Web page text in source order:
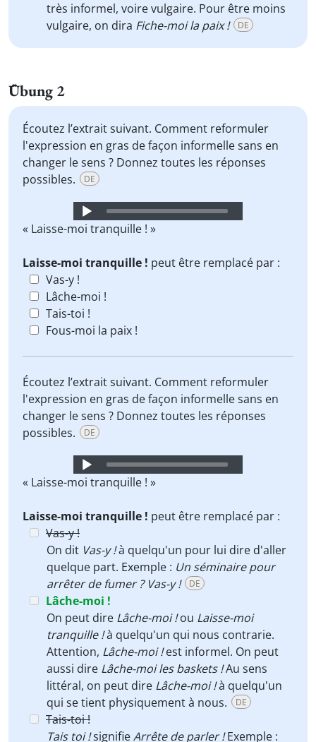
très informel, voire vulgaire. Pour être moins
vulgaire, on dira Fiche-moi la paix ! DE
Übung 2
Écoutez l’extrait suivant. Comment reformuler
l'expression en gras de façon informelle sans en
changer le sens ? Donnez toutes les réponses
possibles.
DE
Audio
Player
« Laisse-moi tranquille ! »
Laisse-moi tranquille ! peut être remplacé par :
Vas-y !
Lâche-moi !
Tais-toi !
Fous-moi la paix !
Écoutez l’extrait suivant. Comment reformuler
l'expression en gras de façon informelle sans en
changer le sens ? Donnez toutes les réponses
possibles.
DE
Audio
Player
« Laisse-moi tranquille ! »
Laisse-moi tranquille ! peut être remplacé par :
Vas-y !
On dit Vas-y !à quelqu'un pour lui dire d'aller
quelque part. Exemple : Un séminaire pour
arrêter de fumer ? Vas-y !
DE
Lâche-moi !
On peut dire Lâche-moi !ou Laisse-moi
tranquille !à quelqu'un qui nous contrarie.
Attention, Lâche-moi !est informel. On peut
aussi dire Lâche-moi les baskets !Au sens
littéral, on peut dire Lâche-moi !à quelqu'un
qui se tient physiquement à nous.
DE
Tais-toi !
Tais toi !signifieArrête de parler !Exemple :